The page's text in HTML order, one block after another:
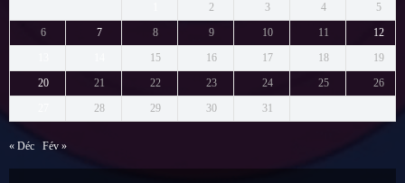
2 3 4
5
6
7 8 9 10 11
12
15 16 17 18
19
20
21 22 23 24 25
26
28 29 30 31
« Déc Fév »